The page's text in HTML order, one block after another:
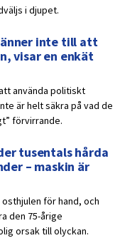
i djupet.
inte till att
visar en enkät
använda politiskt
är helt säkra på vad de
förvirrande.
tusentals hårda
– maskin är
för hand, och
den 75-årige
orsak till olyckan.